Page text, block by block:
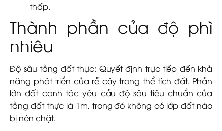
thấp.
Thành phần của độ phì
nhiêu
Độ sâu tầng đất thực: Quyết định trực tiếp đến khả
năng phát triển của rễ cây trong thể tích đất. Phần
lớn đất canh tác yêu cầu độ sâu tiêu chuẩn của
tầng đất thực là 1m, trong đó không có lớp đất nào
bị nén chặt.